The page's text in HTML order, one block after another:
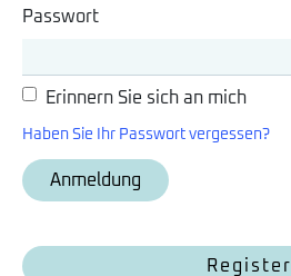
Passwort
Erinnern Sie sich an mich
Haben Sie Ihr Passwort vergessen?
Register